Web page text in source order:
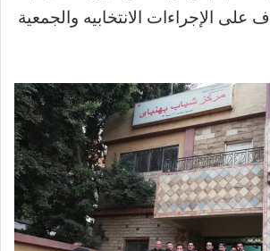
على الإجراءات الانتخابيه والجمعية